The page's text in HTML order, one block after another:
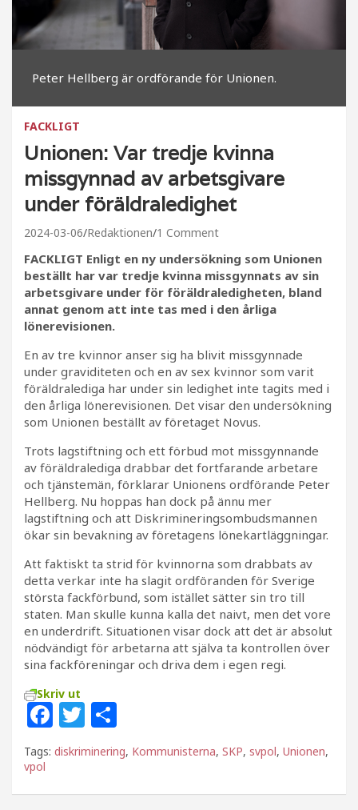
Peter Hellberg är ordförande för Unionen.
FACKLIGT
Unionen: Var tredje kvinna
missgynnad av arbetsgivare
under föräldraledighet
2024-03-06 Redaktionen 1 Comment
FACKLIGT Enligt en ny undersökning som Unionen
beställt har var tredje kvinna missgynnats av sin
arbetsgivare under för föräldraledigheten, bland
annat genom att inte tas med i den årliga
lönerevisionen.
En av tre kvinnor anser sig ha blivit missgynnade
under graviditeten och en av sex kvinnor som varit
föräldralediga har under sin ledighet inte tagits med i
den årliga lönerevisionen. Det visar den undersökning
som Unionen beställt av företaget Novus.
Trots lagstiftning och ett förbud mot missgynnande
av föräldralediga drabbar det fortfarande arbetare
och tjänstemän, förklarar Unionens ordförande Peter
Hellberg. Nu hoppas han dock på ännu mer
lagstiftning och att Diskrimineringsombudsmannen
ökar sin bevakning av företagens lönekartläggningar.
Att faktiskt ta strid för kvinnorna som drabbats av
detta verkar inte ha slagit ordföranden för Sverige
största fackförbund, som istället sätter sin tro till
staten. Man skulle kunna kalla det naivt, men det vore
en underdrift. Situationen visar dock att det är absolut
nödvändigt för arbetarna att själva ta kontrollen över
sina fackföreningar och driva dem i egen regi.
Skriv ut
F
a
c
e
T
w
itt
e
el
a
Tags: diskriminering, Kommunisterna, SKP, svpol, Unionen,
vpol